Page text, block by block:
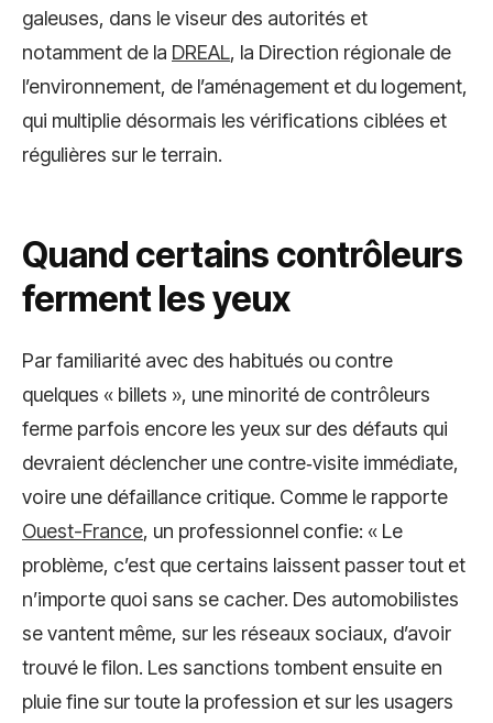
galeuses, dans le viseur des autorités et
notamment de la DREAL, la Direction régionale de
l’environnement, de l’aménagement et du logement,
qui multiplie désormais les vérifications ciblées et
régulières sur le terrain.
Quand certains contrôleurs
ferment les yeux
Par familiarité avec des habitués ou contre
quelques « billets », une minorité de contrôleurs
ferme parfois encore les yeux sur des défauts qui
devraient déclencher une contre‑visite immédiate,
voire une défaillance critique. Comme le rapporte
Ouest-France, un professionnel confie: « Le
problème, c’est que certains laissent passer tout et
n’importe quoi sans se cacher. Des automobilistes
se vantent même, sur les réseaux sociaux, d’avoir
trouvé le filon. Les sanctions tombent ensuite en
pluie fine sur toute la profession et sur les usagers